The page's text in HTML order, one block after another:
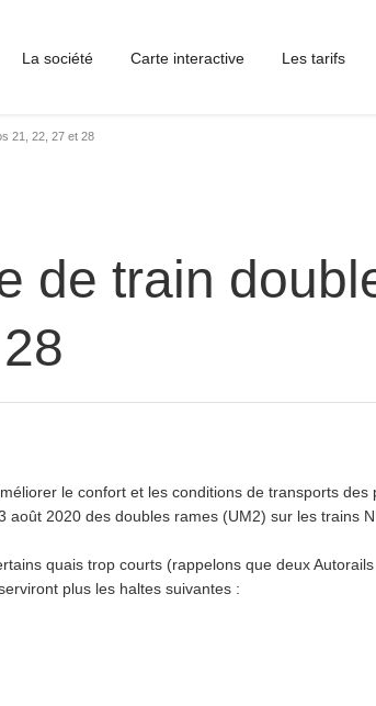
La société Carte interactive Les tarifs
21, 22, 27 et 28
de train
le confort et les conditions de transports
2020 des doubles rames (UM2) sur les trains
quais trop courts (rappelons que deux
plus les haltes suivantes :